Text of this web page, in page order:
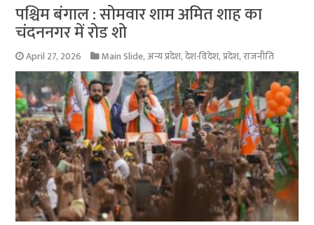
पश्चिम बंगाल : सोमवार शाम अमित शाह का
चंदननगर में रोड शो
April 27, 2026 Main Slide,अन्य प्रदेश,देश-विदेश,प्रदेश,राजनीति